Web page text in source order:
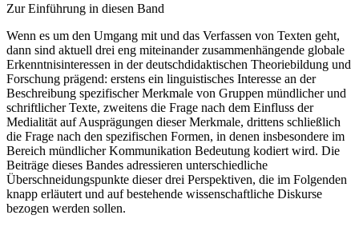
Zur Einführung in diesen Band
Wenn es um den Umgang mit und das Verfassen von Texten geht,
dann sind aktuell drei eng miteinander zusammenhängende globale
Erkenntnisinteressen in der deutschdidaktischen Theoriebildung und
Forschung prägend: erstens ein linguistisches Interesse an der
Beschreibung spezifischer Merkmale von Gruppen mündlicher und
schriftlicher Texte, zweitens die Frage nach dem Einfluss der
Medialität auf Ausprägungen dieser Merkmale, drittens schließlich
die Frage nach den spezifischen Formen, in denen insbesondere im
Bereich mündlicher Kommunikation Bedeutung kodiert wird. Die
Beiträge dieses Bandes adressieren unterschiedliche
Überschneidungspunkte dieser drei Perspektiven, die im Folgenden
knapp erläutert und auf bestehende wissenschaftliche Diskurse
bezogen werden sollen.